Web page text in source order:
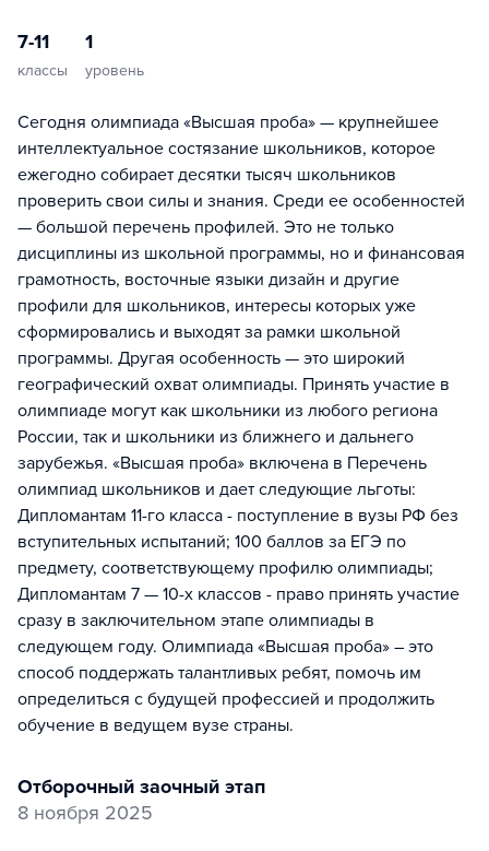
7-11
классы
1
уровень
Сегодня олимпиада «Высшая проба» — крупнейшее
интеллектуальное состязание школьников, которое
ежегодно собирает десятки тысяч школьников
проверить свои силы и знания. Среди ее особенностей
— большой перечень профилей. Это не только
дисциплины из школьной программы, но и финансовая
грамотность, восточные языки дизайн и другие
профили для школьников, интересы которых уже
сформировались и выходят за рамки школьной
программы. Другая особенность — это широкий
географический охват олимпиады. Принять участие в
олимпиаде могут как школьники из любого региона
России, так и школьники из ближнего и дальнего
зарубежья. «Высшая проба» включена в Перечень
олимпиад школьников и дает следующие льготы:
Дипломантам 11-го класса - поступление в вузы РФ без
вступительных испытаний; 100 баллов за ЕГЭ по
предмету, соответствующему профилю олимпиады;
Дипломантам 7 — 10-х классов - право принять участие
сразу в заключительном этапе олимпиады в
следующем году. Олимпиада «Высшая проба» – это
способ поддержать талантливых ребят, помочь им
определиться с будущей профессией и продолжить
обучение в ведущем вузе страны.
отборочный заочный этап
8 ноября 2025